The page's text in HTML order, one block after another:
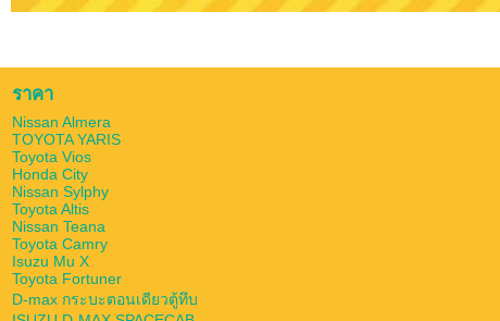
ราคา
Nissan Almera
TOYOTA YARIS
Toyota Vios
Honda City
Nissan Sylphy
Toyota Altis
Nissan Teana
Toyota Camry
Isuzu Mu X
Toyota Fortuner
D-max กระบะตอนเดียวตู้ทึบ